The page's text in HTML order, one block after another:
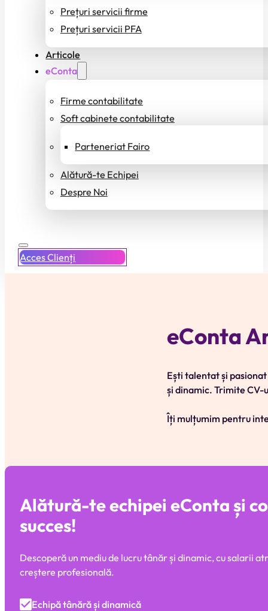
Prețuri servicii firme
Prețuri servicii PFA
Articole
eConta
Firme contabilitate
Soft cabinete contabilitate
Parteneriat Fairo
Alătură-te Echipei
Despre Noi
Acces Clienți
eConta
Ești talentat și
și dinamic. Trimite CV-
Îți mulțumim pentru
Alătură-te echipei eConta și
succes!
Descoperă un mediu de lucru tânăr și dinamic, cu salarii
creștere profesională.
Echipă tânără și dinamică